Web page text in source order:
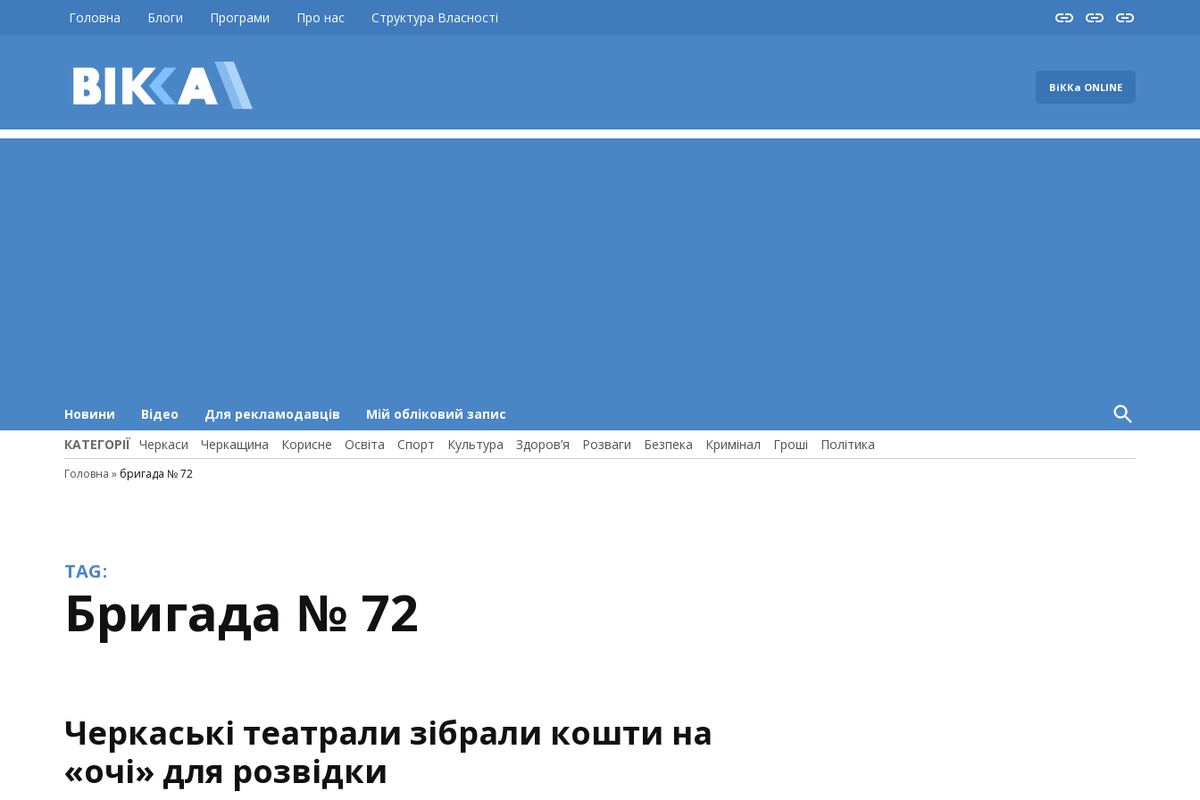
Головна Блоги Програми Про нас Структура Власності InstaYouTube
FB
ВіККа ONLINE
Новини Відео Для рекламодавців Мій обліковий запис
Open
Search
КАТЕГОРІЇ Черкаси Черкащина Корисне Освіта Спорт Культура Здоров’я Розваги Безпека Кримінал Гроші Політика
Головна » бригада № 72
TAG:
бригада № 72
Черкаські театрали зібрали кошти на
«очі» для розвідки